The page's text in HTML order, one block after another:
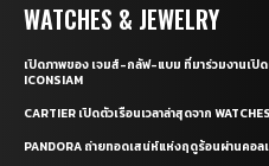
WATCHES & JEWELRY
เปิดภาพของ เจมส์-กลัฟ-แบม ที่มาร่วมงานเปิ
ICONSIAM
CARTIER เปิดตัวเรือนเวลาล่าสุดจาก
PANDORA ถ่ายทอดเสน่ห์แห่งฤดูร้อนผ่านคอลเ